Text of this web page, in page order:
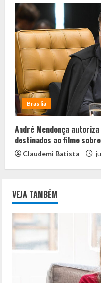
Brasília
André Mendonça
destinados ao filme
Claudemi Batista
VEJA TAMBÉM